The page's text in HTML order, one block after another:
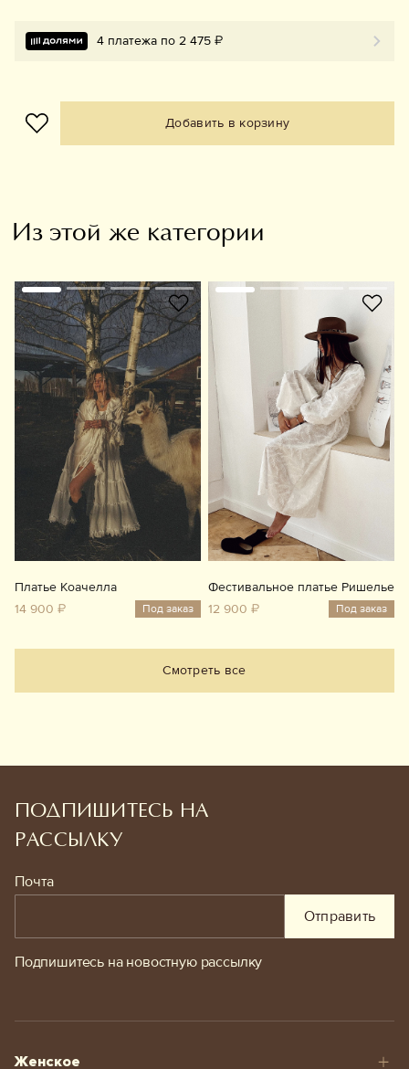
4 платежа по 2 475 ₽
Добавить в корзину
Из этой же категории
Платье Коачелла
14 900 ₽
Под заказ
Фестивальное платье Ришелье
12 900 ₽
Под заказ
Смотреть все
ПОДПИШИТЕСЬ НА
РАССЫЛКУ
Почта
Отправить
Подпишитесь на новостную рассылку
Женское